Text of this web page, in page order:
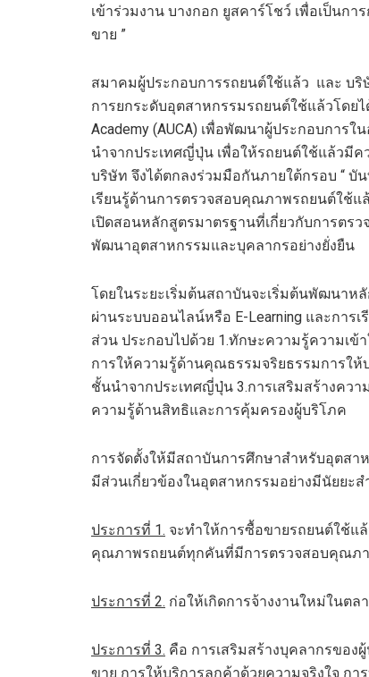
เข้าร่วมงาน บางกอก ยูสคาร์โชว์ เพื่อเป็น
ขาย ”
สมาคมผู้ประกอบการรถยนต์ใช้แล้ว และ บริ
การยกระดับอุตสาหกรรมรถยนต์ใช้แล้วโดยไ
Academy (AUCA) เพื่อพัฒนาผู้ประกอบกา
นำจากประเทศญี่ปุ่น เพื่อให้รถยนต์ใช้แล้วมี
บริษัท จึงได้ตกลงร่วมมือกันภายใต้กรอบ “
เรียนรู้ด้านการตรวจสอบคุณภาพรถยนต์ใช้แล้
เปิดสอนหลักสูตรมาตรฐานที่เกี่ยวกับการตร
พัฒนาอุตสาหกรรมและบุคลากรอย่างยั่งยืน
โดยในระยะเริ่มต้นสถาบันจะเริ่มต้นพัฒนาห
ผ่านระบบออนไลน์หรือ E-Learning และกา
ส่วน ประกอบไปด้วย 1.ทักษะความรู้ความเ
การให้ความรู้ด้านคุณธรรมจริยธรรมการใ
ชั้นนำจากประเทศญี่ปุ่น 3.การเสริมสร้างคว
ความรู้ด้านสิทธิและการคุ้มครองผู้บริโภค
การจัดตั้งให้มีสถาบันการศึกษาสำหรับอุตสา
มีส่วนเกี่ยวข้องในอุตสาหกรรมอย่างมีนัยยะ
ประการที่ 1. จะทำให้การซื้อขายรถยนต์ใช้แ
คุณภาพรถยนต์ทุกคันที่มีการตรวจสอบคุณภา
ประการที่ 2. ก่อให้เกิดการจ้างงานใหม่ในต
ประการที่ 3. คือ การเสริมสร้างบุคลากรขอ
ขาย การให้บริการลูกค้าด้วยความจริงใจ ก